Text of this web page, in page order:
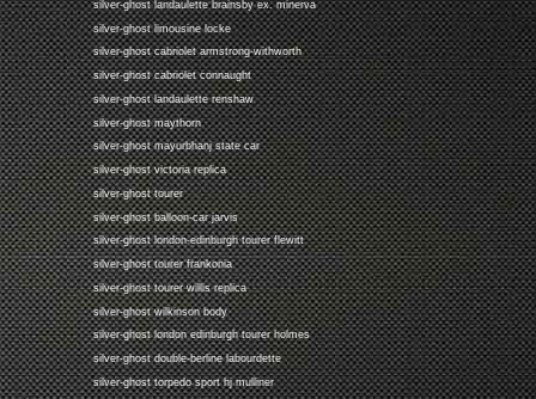
silver-ghost landaulette brainsby ex. minerva
silver-ghost limousine locke
silver-ghost cabriolet armstrong-withworth
silver-ghost cabriolet connaught
silver-ghost landaulette renshaw
silver-ghost maythorn
silver-ghost mayurbhanj state car
silver-ghost victoria replica
silver-ghost tourer
silver-ghost balloon-car jarvis
silver-ghost london-edinburgh tourer flewitt
silver-ghost tourer frankonia
silver-ghost tourer willis replica
silver-ghost wilkinson body
silver-ghost london edinburgh tourer holmes
silver-ghost double-berline labourdette
silver-ghost torpedo sport hj mulliner